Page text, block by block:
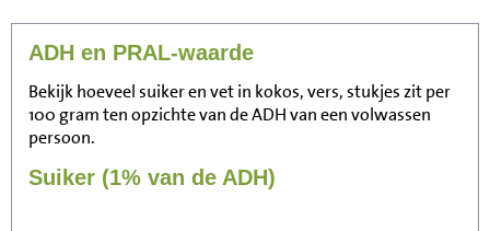
ADH en PRAL-waarde
Bekijk hoeveel suiker en vet in kokos, vers, stukjes zit per
100 gram ten opzichte van de ADH van een volwassen
persoon.
Suiker (1% van de ADH)